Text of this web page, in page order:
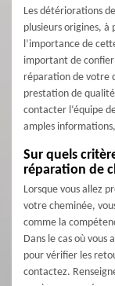
Les détériorations
plusieurs origines, à
l’importance de
important de
réparation de votre
prestation de
contacter l‘équipe
amples
Sur quels
réparation de
Lorsque vous allez
votre cheminée,
comme la
Dans le cas où vous
pour vérifier les
contactez.